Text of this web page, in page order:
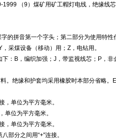
（9）煤矿用矿工帽灯电线，绝缘线
的拼音第一个字头；第二部分为使用特
采煤设备（移动）用；Z，电钻用。
：B，编织加强；J，带监视线芯；P，
绝缘和护套均采用橡胶时本部分省略。E
，单位为平方毫米。
单位为平方毫米。
，单位为平方毫米。
部分之间用“+"连接。